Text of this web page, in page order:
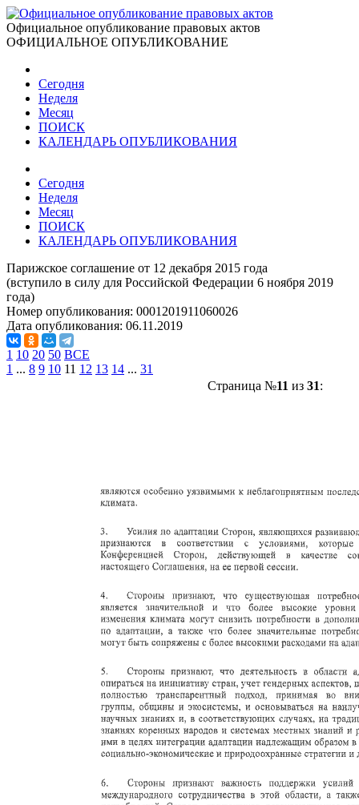
Официальное опубликование правовых актов
ОФИЦИАЛЬНОЕ ОПУБЛИКОВАНИЕ
Сегодня
Неделя
Месяц
ПОИСК
КАЛЕНДАРЬ ОПУБЛИКОВАНИЯ
Сегодня
Неделя
Месяц
ПОИСК
КАЛЕНДАРЬ ОПУБЛИКОВАНИЯ
Парижское соглашение от 12 декабря 2015 года
(вступило в силу для Российской Федерации 6 ноября 2019
года)
Номер опубликования: 0001201911060026
Дата опубликования: 06.11.2019
1 10 20 50 ВСЕ
1 ... 8 9 10 11 12 13 14 ... 31
Страница №11 из 31: